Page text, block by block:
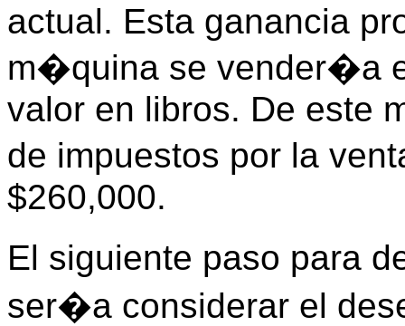
actual. Esta ganancia
m�quina se vender�a
valor en libros. De este
de impuestos por la
$260,000.
El siguiente paso para
ser�a considerar el